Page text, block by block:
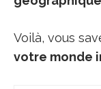
Voilà, vous
votre monde